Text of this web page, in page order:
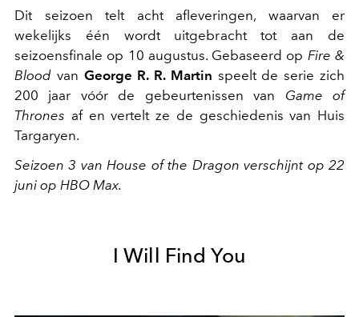
Dit seizoen telt acht afleveringen, waarvan er
wekelijks één wordt uitgebracht tot aan de
seizoensfinale op 10 augustus. Gebaseerd op Fire &
Blood van George R. R. Martin speelt de serie zich
200 jaar vóór de gebeurtenissen van Game of
Thrones af en vertelt ze de geschiedenis van Huis
Targaryen.
Seizoen 3 van House of the Dragon verschijnt op 22
juni op HBO Max.
I Will Find You